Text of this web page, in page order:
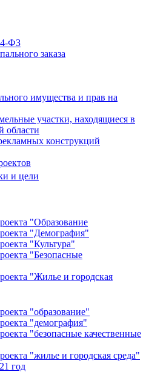
ФЗ
заказа
имущества и прав на
участки, находящиеся в
области
конструкций
и цели
"Образование
"Демография"
"Культура"
"Безопасные
"Жилье и городская
"образование"
"демография"
"безопасные качественные
"жилье и городская среда"
год